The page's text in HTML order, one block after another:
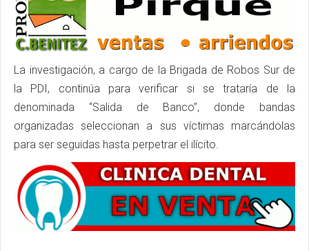
La investigación, a cargo de la Brigada de Robos Sur de
la PDI, continúa para verificar si se trataría de la
denominada “Salida de Banco”, donde bandas
organizadas seleccionan a sus víctimas marcándolas
para ser seguidas hasta perpetrar el ilícito.